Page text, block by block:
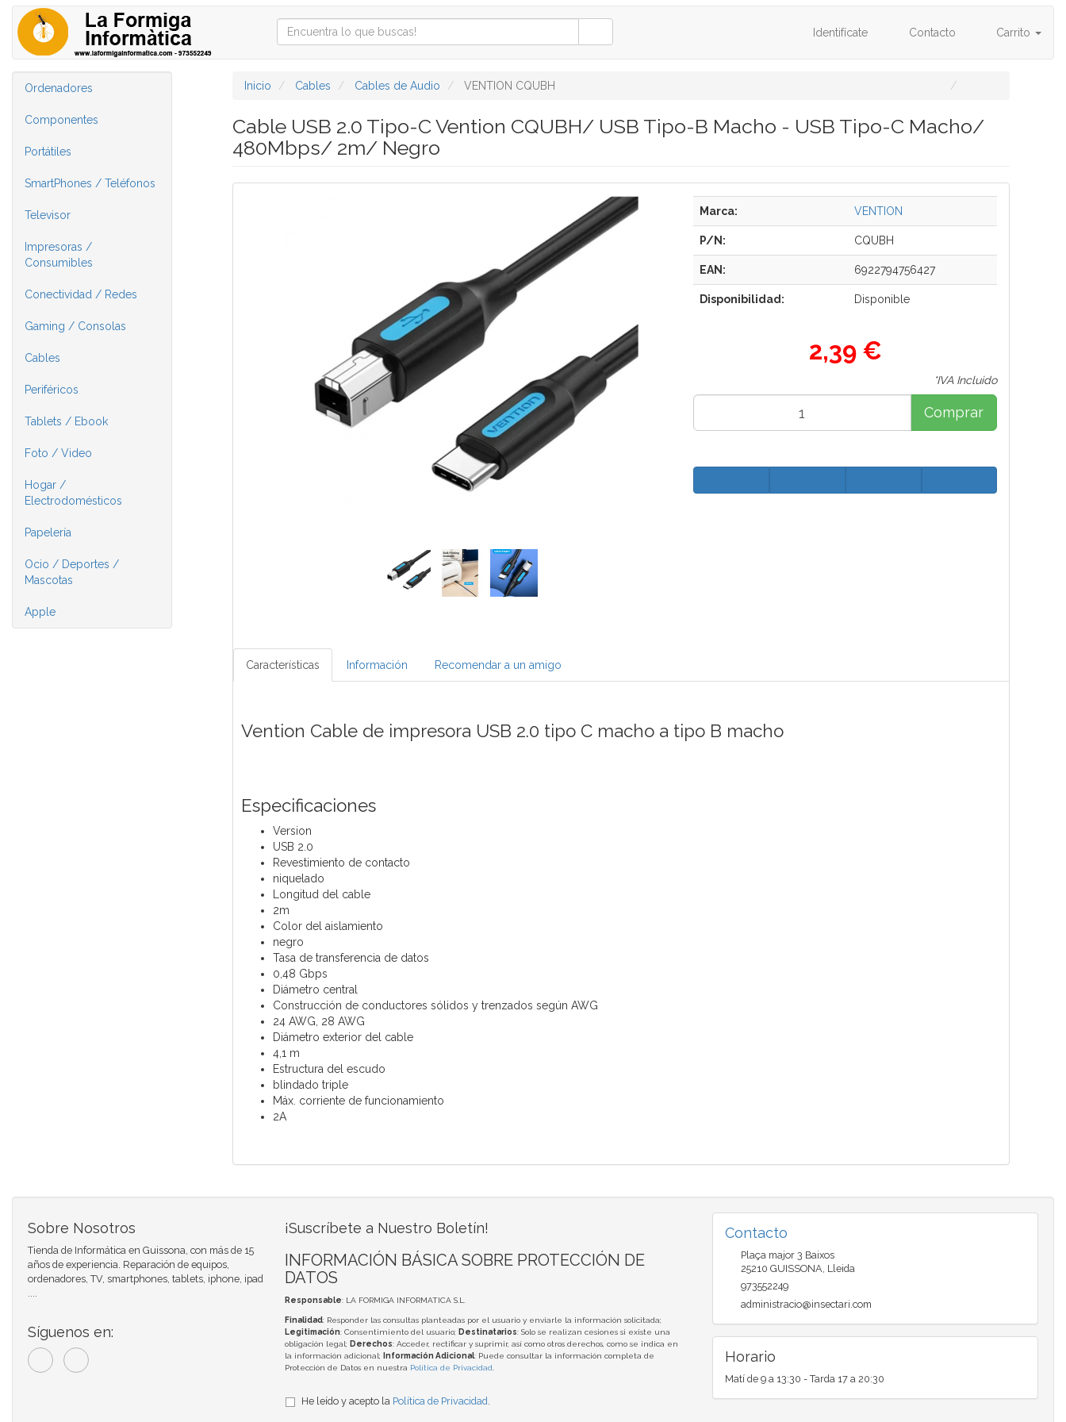
Identifícate Contacto Carrito
Ordenadores
Componentes
Portátiles
SmartPhones / Teléfonos
Televisor
Impresoras /
Consumibles
Conectividad / Redes
Gaming / Consolas
Cables
Periféricos
Tablets / Ebook
Foto / Video
Hogar /
Electrodomésticos
Papelería
Ocio / Deportes /
Mascotas
Apple
Inicio Cables Cables de Audio VENTION CQUBH
Cable USB 2.0 Tipo-C Vention CQUBH/ USB Tipo-B Macho - USB Tipo-C Macho/
480Mbps/ 2m/ Negro
Marca: VENTION
P/N: CQUBH
EAN: 6922794756427
Disponibilidad: Disponible
2,39 €
*IVA Incluido
Comprar
Características Información Recomendar a un amigo
Vention Cable de impresora USB 2.0 tipo C macho a tipo B macho
Especificaciones
Version
USB 2.0
Revestimiento de contacto
niquelado
Longitud del cable
2m
Color del aislamiento
negro
Tasa de transferencia de datos
0,48 Gbps
Diámetro central
Construcción de conductores sólidos y trenzados según AWG
24 AWG, 28 AWG
Diámetro exterior del cable
4,1 m
Estructura del escudo
blindado triple
Máx. corriente de funcionamiento
2A
Sobre Nosotros
Tienda de Informática en Guissona, con más de 15
años de experiencia. Reparación de equipos,
ordenadores, TV, smartphones, tablets, iphone, ipad
....
Síguenos en:
¡Suscríbete a Nuestro Boletín!
INFORMACIÓN BÁSICA SOBRE PROTECCIÓN DE
DATOS
Responsable: LA FORMIGA INFORMATICA S.L.
Finalidad: Responder las consultas planteadas por el usuario y enviarle la información solicitada;
Legitimación: Consentimiento del usuario; Destinatarios: Solo se realizan cesiones si existe una
obligación legal; Derechos: Acceder, rectificar y suprimir, así como otros derechos, como se indica en
la información adicional;
Información Adicional: Puede consultar la información completa de
Protección de Datos en nuestra Política de Privacidad.
He leído y acepto la Política de Privacidad.
Contacto
Plaça major 3 Baixos
25210 GUISSONA, Lleida
973552249
administracio@insectari.com
Horario
Matí de 9 a 13:30 - Tarda 17 a 20:30